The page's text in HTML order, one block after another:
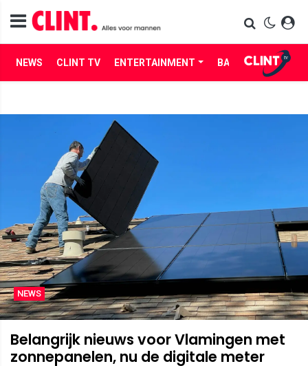
NEWS CLINT TV ENTERTAINMENT BABES LIFE
NEWS
Belangrijk nieuws voor Vlamingen met
zonnepanelen, nu de digitale meter